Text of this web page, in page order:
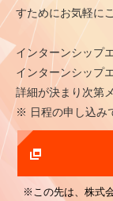
すためにお気軽に
インターンシップ
インターンシップ
詳細が決まり次第
※ 日程の申し込み
※この先は、株式